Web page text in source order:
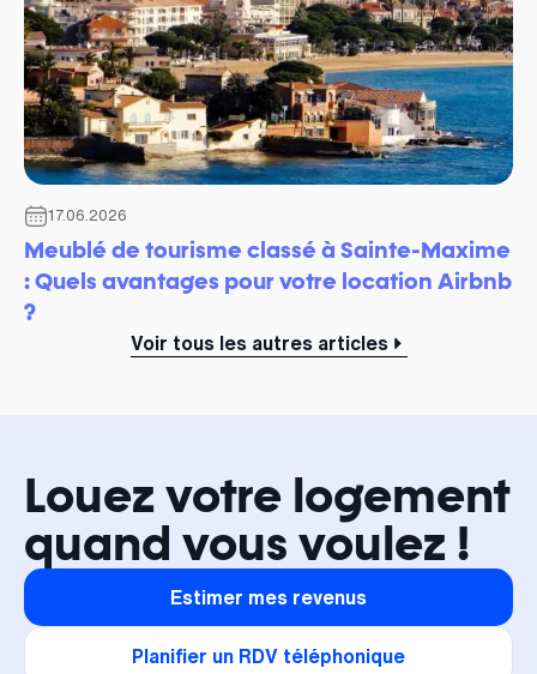
17.06.2026
Meublé de tourisme classé à Sainte-Maxime
: Quels avantages pour votre location Airbnb
?
Voir tous les autres articles
Louez votre logement
quand vous voulez !
Estimer mes revenus
Planifier un RDV téléphonique